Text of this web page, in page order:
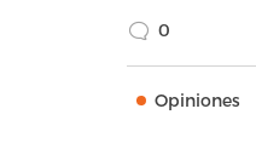
0
Opiniones